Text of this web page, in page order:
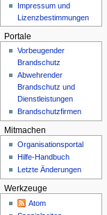
Impressum und
Lizenzbestimmungen
Portale
Vorbeugender
Brandschutz
Abwehrender
Brandschutz und
Dienstleistungen
Brandschutzfirmen
Mitmachen
Organisationsportal
Hilfe-Handbuch
Letzte Änderungen
Werkzeuge
Atom